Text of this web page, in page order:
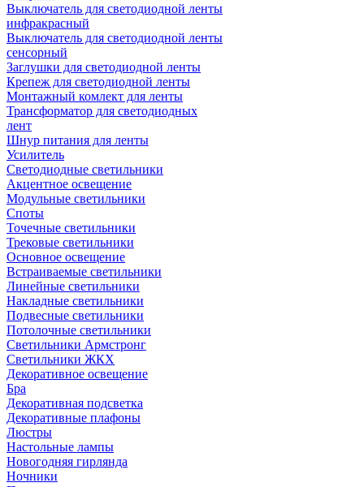
Выключатель для светодиодной ленты
инфракрасный
Выключатель для светодиодной ленты
сенсорный
Заглушки для светодиодной ленты
Крепеж для светодиодной ленты
Монтажный комлект для ленты
Трансформатор для светодиодных
лент
Шнур питания для ленты
Усилитель
Светодиодные светильники
Акцентное освещение
Модульные светильники
Споты
Точечные светильники
Трековые светильники
Основное освещение
Встраиваемые светильники
Линейные светильники
Накладные светильники
Подвесные светильники
Потолочные светильники
Светильники Армстронг
Светильники ЖКХ
Декоративное освещение
Бра
Декоративная подсветка
Декоративные плафоны
Люстры
Настольные лампы
Новогодняя гирлянда
Ночники